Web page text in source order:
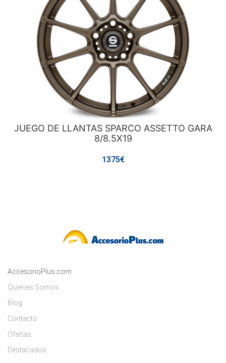
JUEGO DE LLANTAS SPARCO ASSETTO GARA
8/8.5X19
1375€
AccesorioPlus.com
Quienes Somos
Blog
Contacto
Ofertas
Destacados